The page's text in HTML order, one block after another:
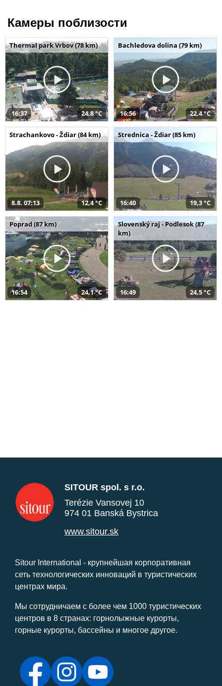
Камеры поблизости
Thermal park Vrbov (78 km)
16:37 24,8 °C
Bachledova dolina (79 km)
16:56 22,4 °C
Strachankovo - Ždiar (84 km)
8.8. 07:13 12,4 °C
Strednica - Ždiar (85 km)
16:40 19,3 °C
Poprad (87 km)
16:54 24,1 °C
Slovenský raj - Podlesok (87
km)
16:49 24,5 °C
SITOUR spol. s r.o.
Terézie Vansovej 10
974 01 Banská Bystrica
www.sitour.sk
Sitour International - крупнейшая корпоративная
сеть технологических инноваций в туристических
центрах мира.
Мы сотрудничаем с более чем 1000 туристических
центров в 8 странах: горнолыжные курорты,
горные курорты, бассейны и многое другое.